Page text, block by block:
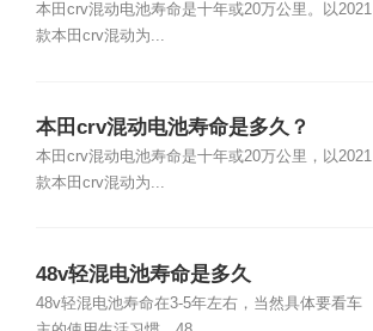
本田crv混动电池寿命是十年或20万公里。以2021
款本田crv混动为...
本田crv混动电池寿命是多久？
本田crv混动电池寿命是十年或20万公里，以2021
款本田crv混动为...
48v轻混电池寿命是多久
48v轻混电池寿命在3-5年左右，当然具体要看车